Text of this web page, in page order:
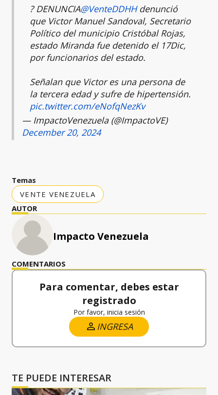
? DENUNCIA@VenteDDHHdenunció
que Victor Manuel Sandoval, Secretario
Político del municipio Cristóbal Rojas,
estado Miranda fue detenido el 17Dic,
por funcionarios del estado.
Señalan que Victor es una persona de
la tercera edad y sufre de hipertensión.
pic.twitter.com/eNofqNezKv
— ImpactoVenezuela (@ImpactoVE)
December 20, 2024
Temas
VENTE VENEZUELA
AUTOR
Impacto Venezuela
COMENTARIOS
Para comentar, debes estar
registrado
Por favor, inicia sesión
INGRESA
TE PUEDE INTERESAR